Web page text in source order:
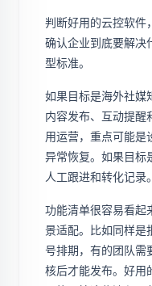
判断好用的云控软件
确认企业到底要解决
型标准。
如果目标是海外社媒
内容发布、互动提醒
用运营，重点可能是
异常恢复。如果目标
人工跟进和转化记录。
功能清单很容易看起
景适配。比如同样是
号排期，有的团队需
核后才能发布。好用